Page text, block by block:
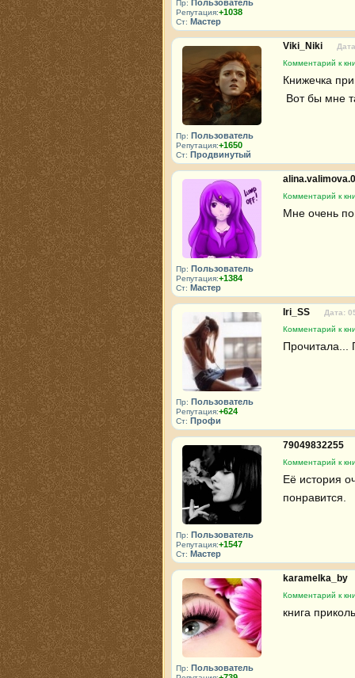
Пр: Пользователь
Репутация:+1038
Ст: Мастер
Пр: Пользователь
Репутация:+1650
Ст: Продвинутый
Viki_Niki
Комментарий к
Книжечка
Вот бы мне
Пр: Пользователь
Репутация:+1384
Ст: Мастер
Комментарий к
Мне очень
Пр: Пользователь
Репутация:+624
Ст: Профи
Iri_SS
Дата:
Комментарий к
Прочитала...
Пр: Пользователь
Репутация:+1547
Ст: Мастер
79049832255
Комментарий к
Её история
понравится.
Пр: Пользователь
karamelka_by
Комментарий к
книга